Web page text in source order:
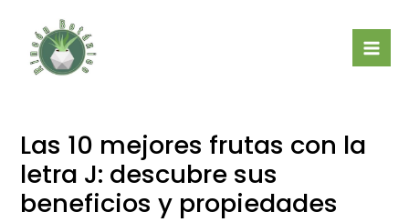
contenido
Las 10 mejores frutas con la
letra J: descubre sus
beneficios y propiedades